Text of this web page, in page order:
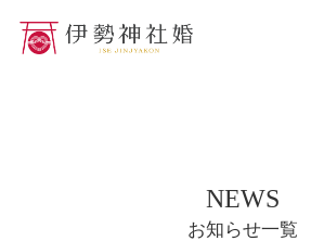
NEWS
お知らせ一覧